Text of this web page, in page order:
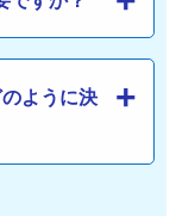
ように決